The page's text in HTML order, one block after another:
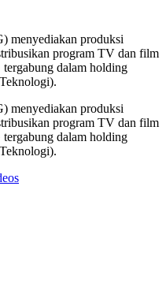
menyediakan produksi
program TV dan film
dalam holding
menyediakan produksi
program TV dan film
dalam holding